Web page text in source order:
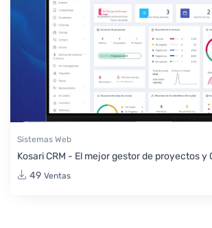
Sistemas Web
Kosari CRM - El mejor gestor de proyectos y
49 Ventas